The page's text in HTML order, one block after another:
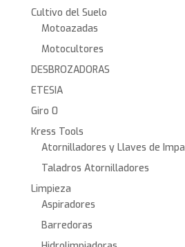
Cultivo del Suelo
Motoazadas
Motocultores
DESBROZADORAS
ETESIA
Giro 0
Kress Tools
Atornilladores y Llaves de
Taladros Atornilladores
Limpieza
Aspiradores
Barredoras